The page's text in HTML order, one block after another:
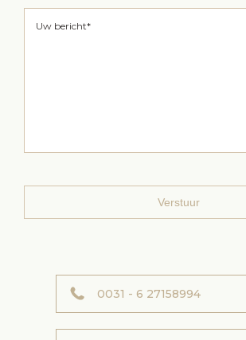
Uw bericht*
0031 - 6 27158994